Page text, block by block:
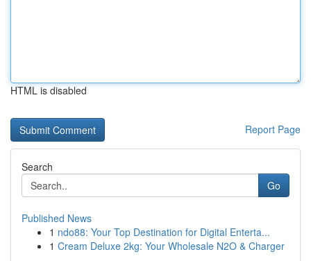
HTML is disabled
Report Page
Search
Go
Published News
1 ndo88: Your Top Destination for Digital Enterta...
1 Cream Deluxe 2kg: Your Wholesale N2O & Charger